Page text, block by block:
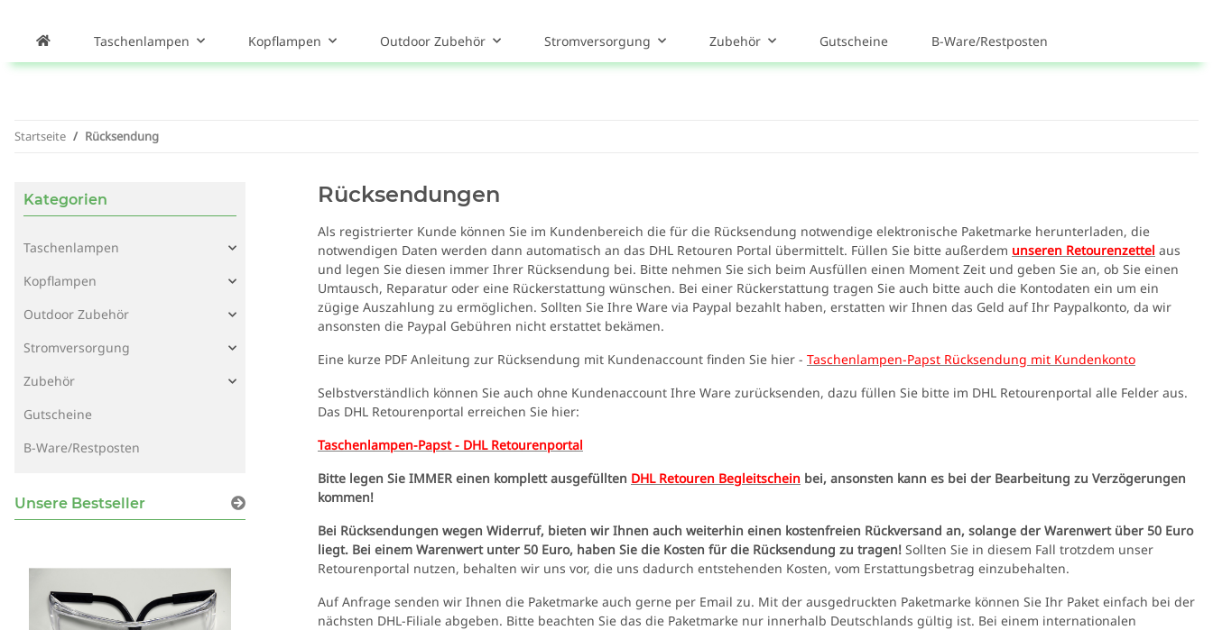
Taschenlampen Kopflampen Outdoor Zubehör Stromversorgung Zubehör Gutscheine B-Ware/Restposten
Startseite Rücksendung
Rücksendungen
Als registrierter Kunde können Sie im Kundenbereich die für die Rücksendung notwendige elektronische Paketmarke herunterladen, die
notwendigen Daten werden dann automatisch an das DHL Retouren Portal übermittelt. Füllen Sie bitte außerdem unseren Retourenzettel aus
und legen Sie diesen immer Ihrer Rücksendung bei. Bitte nehmen Sie sich beim Ausfüllen einen Moment Zeit und geben Sie an, ob Sie einen
Umtausch, Reparatur oder eine Rückerstattung wünschen. Bei einer Rückerstattung tragen Sie auch bitte auch die Kontodaten ein um ein
zügige Auszahlung zu ermöglichen. Sollten Sie Ihre Ware via Paypal bezahlt haben, erstatten wir Ihnen das Geld auf Ihr Paypalkonto, da wir
ansonsten die Paypal Gebühren nicht erstattet bekämen.
Eine kurze PDF Anleitung zur Rücksendung mit Kundenaccount finden Sie hier - Taschenlampen-Papst Rücksendung mit Kundenkonto
Selbstverständlich können Sie auch ohne Kundenaccount Ihre Ware zurücksenden, dazu füllen Sie bitte im DHL Retourenportal alle Felder aus.
Das DHL Retourenportal erreichen Sie hier:
Taschenlampen-Papst - DHL Retourenportal
Bitte legen Sie IMMER einen komplett ausgefüllten DHL Retouren Begleitschein bei, ansonsten kann es bei der Bearbeitung zu Verzögerungen
kommen!
Bei Rücksendungen wegen Widerruf, bieten wir Ihnen auch weiterhin einen kostenfreien Rückversand an, solange der Warenwert über 50 Euro
liegt. Bei einem Warenwert unter 50 Euro, haben Sie die Kosten für die Rücksendung zu tragen! Sollten Sie in diesem Fall trotzdem unser
Retourenportal nutzen, behalten wir uns vor, die uns dadurch entstehenden Kosten, vom Erstattungsbetrag einzubehalten.
Auf Anfrage senden wir Ihnen die Paketmarke auch gerne per Email zu. Mit der ausgedruckten Paketmarke können Sie Ihr Paket einfach bei der
nächsten DHL-Filiale abgeben. Bitte beachten Sie das die Paketmarke nur innerhalb Deutschlands gültig ist. Bei einem internationalen
Kategorien
Taschenlampen
Kopflampen
Outdoor Zubehör
Stromversorgung
Zubehör
Gutscheine
B-Ware/Restposten
Unsere Bestseller